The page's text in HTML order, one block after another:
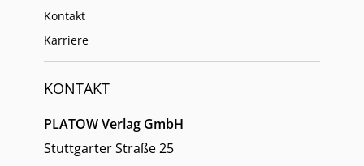
Kontakt
Karriere
KONTAKT
PLATOW Verlag GmbH
Stuttgarter Straße 25